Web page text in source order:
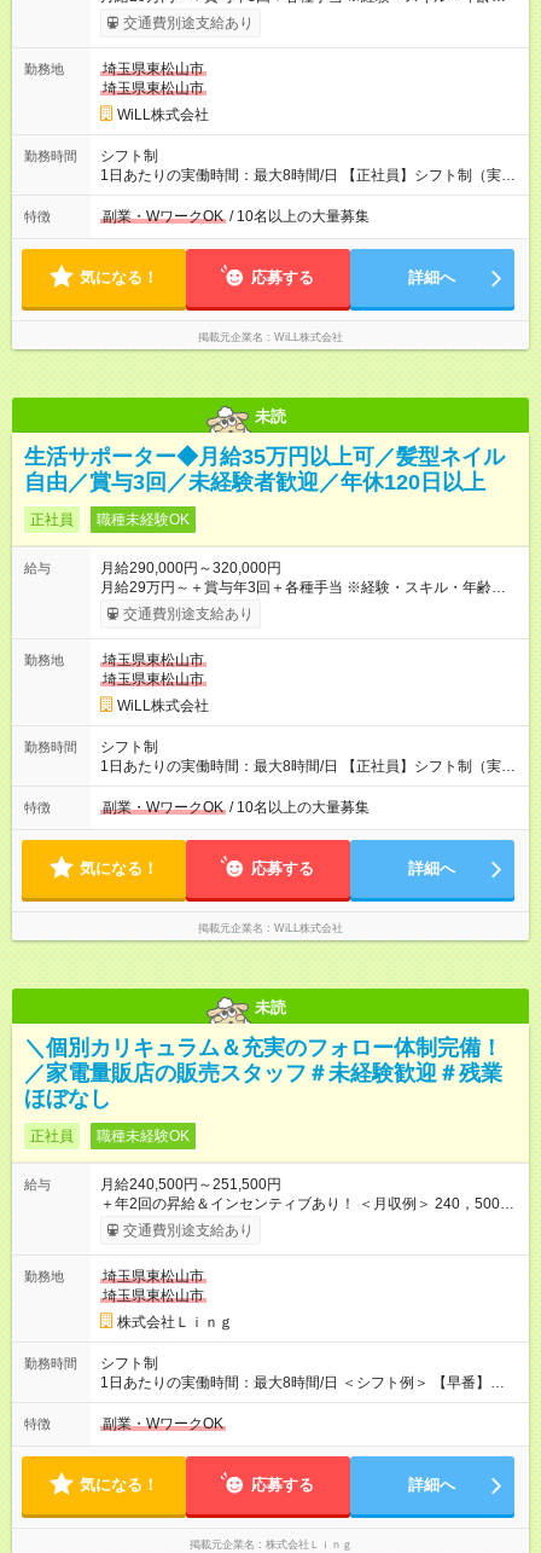
慮し加給優遇 ■日勤のみを希望する方 月給27万円～＋賞与年3回
＋各種手当 ■夜勤のみを希望する方 月給30万円～＋賞与年3回＋
用形態、給与は本採用時と同じです。
交通費別途支給あり
勤務地
埼玉県東松山市
埼玉県東松山市
WiLL株式会社
勤務時間
シフト制
1日あたりの実働時間：最大8時間/日 【正社員】シフト制（実働
8時間） 【アルバイト】週1日・8hから勤務可能 ◎勤務例 日勤／
9時～18時（休憩60分） 夜勤／22時～翌7時（休憩60分） ◎働
りなど、ご希望の働き方をお気軽にご相談ください。
特徴 副業・WワークOK / 10名以上の大量募集
気になる！ 応募する 詳細へ
掲載元企業名 WiLL株式会社
未読
生活サポーター◆月給35万円以上可／髪型ネイル
自由／賞与3回／未経験者歓迎／年休120日以上
正社員 職種未経験OK
給与
月給290,000円～320,000円
月給29万円～＋賞与年3回＋各種手当 ※経験・スキル・年齢を考
慮し加給優遇 ■日勤のみを希望する方 月給27万円～＋賞与年3回
＋各種手当 ■夜勤のみを希望する方 月給30万円～＋賞与年3回＋
用形態、給与は本採用時と同じです。
交通費別途支給あり
勤務地
埼玉県東松山市
埼玉県東松山市
WiLL株式会社
勤務時間
シフト制
1日あたりの実働時間：最大8時間/日 【正社員】シフト制（実働
8時間） 【アルバイト】週1日から勤務可能 ◎勤務例 日勤／9時
～18時（休憩60分） 夜勤／22時～翌7時（休憩60分） ◎働き方
ど、ご希望の働き方をお気軽にご相談ください。
特徴 副業・WワークOK / 10名以上の大量募集
気になる！ 応募する 詳細へ
掲載元企業名 WiLL株式会社
未読
＼個別カリキュラム＆充実のフォロー体制完備！
／家電量販店の販売スタッフ＃未経験歓迎＃残業
ほぼなし
正社員 職種未経験OK
給与
月給240,500円～251,500円
＋年2回の昇給＆インセンティブあり！ ＜月収例＞ 240，500円
～＋インセンティブ＋賞与＋諸手当 ◎経験・能力を考慮し、決
定します。 ◎残業が発生した場合は、時間外手当を別途全額支
評価するため、年2回の昇給機会を設けています。 さらに、店舗
目標の達成に応じてインセンティブを支給。 チームで協力して
得られる達成感は格別です♪ また、「家電アドバイザー」などの
資格を取得すれば、資格手当も支給。 スキルアップが収入アッ
プに繋がる環境です！ 【試用期間】試用期間あり 試用期間の長
さ：3ヶ月 ※ 雇用形態と給与に、本採用時と異なる部分がありま
す。
交通費別途支給あり
勤務地
埼玉県東松山市
埼玉県東松山市
株式会社Ｌｉｎｇ
勤務時間
シフト制
1日あたりの実働時間：最大8時間/日 ＜シフト例＞ 【早番】
10:00～19:00 【遅番】12:00～21:00 ◎それぞれのご事情に合わ
せて、できるだけシフトも調整します！ ＼残業はありません！
頭、大切な人たちと過ごすなど、プライベートもしっかり大切
にしながらご活躍いただけます♪
特徴 副業・WワークOK
気になる！ 応募する 詳細へ
掲載元企業名 株式会社Ｌｉｎｇ